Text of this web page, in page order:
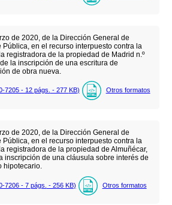
de 2020, de la Dirección General de
en el recurso interpuesto contra la
registradora de la propiedad de Madrid n.º
la inscripción de una escritura de
de obra nueva.
7205 - 12 págs. - 277 KB) Otros formatos
de 2020, de la Dirección General de
en el recurso interpuesto contra la
registradora de la propiedad de Almuñécar,
inscripción de una cláusula sobre interés de
hipotecario.
7206 - 7 págs. - 256 KB) Otros formatos